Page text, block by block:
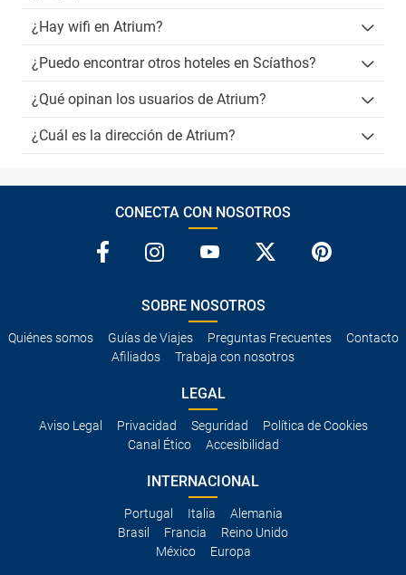
¿Hay wifi en Atrium?
¿Puedo encontrar otros hoteles en Scíathos?
¿Qué opinan los usuarios de Atrium?
¿Cuál es la dirección de Atrium?
CONECTA CON NOSOTROS
SOBRE NOSOTROS
Quiénes somos Guías de Viajes Preguntas Frecuentes
Contacto
Afiliados
Trabaja con nosotros
LEGAL
Aviso Legal Privacidad Seguridad
Política de Cookies
Canal Ético
Accesibilidad
INTERNACIONAL
Portugal Italia
Alemania
Brasil
Francia
Reino Unido
México
Europa